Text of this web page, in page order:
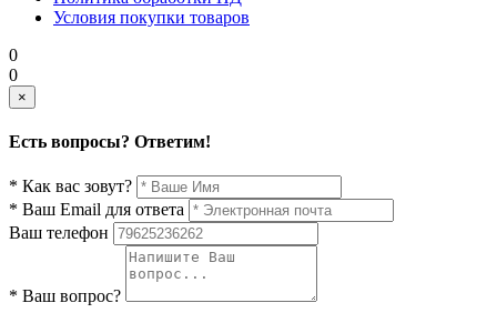
Условия покупки товаров
0
0
×
Есть вопросы? Ответим!
* Как вас зовут?
* Ваш Email для ответа
Ваш телефон
* Ваш вопрос?